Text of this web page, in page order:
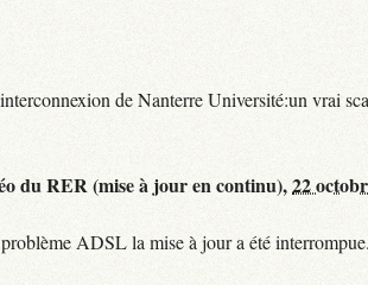
de Nanterre Université:un vrai
du RER (mise à jour en continu),22
ADSL la mise à jour a été